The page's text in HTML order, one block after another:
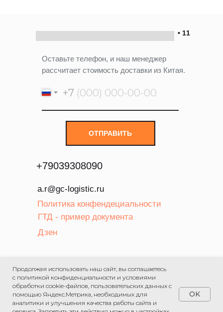
Продолжая использовать наш сайт, вы соглашаетесь
с политикой конфиденциальности и условиями
обработки cookie-файлов, пользовательских данных с
помощью Яндекс.Метрика, необходимых для
аналитики и улучшения качества работы сайта и
OK
• 11
+7
ОТПРАВИТЬ
Оставьте телефон, и наш менеджер
рассчитает стоимость доставки из Китая.
Политика конфендециальности
Дзен
ГТД - пример документа
+79039308090
a.r@gc-logistic.ru
ООО «Авангард» ИНН:
5902162993